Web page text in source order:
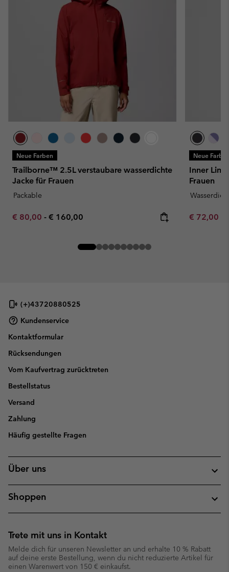
Neue Farben
Trailborne™ 2.5L verstaubare wasserdichte
Jacke für Frauen
Packable
Minimum sale price:
€ 80,00 - Maximum price:
€ 160,00
Neue
Inner
Frauen
Wasserdicht
Minimum
€ 72,00
(+)43720880525
Kundenservice
Kontaktformular
Rücksendungen
Vom Kaufvertrag zurücktreten
Bestellstatus
Versand
Zahlung
Häufig gestellte Fragen
Über uns
Shoppen
Trete mit uns in Kontakt
Melde dich für unseren Newsletter an und erhalte 10 % Rabatt
auf deine erste Bestellung, wenn du nicht reduzierte Artikel für
einen Warenwert von 150 € einkaufst.